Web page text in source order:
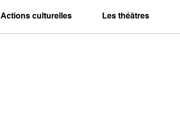
Actions culturelles Les théâtres